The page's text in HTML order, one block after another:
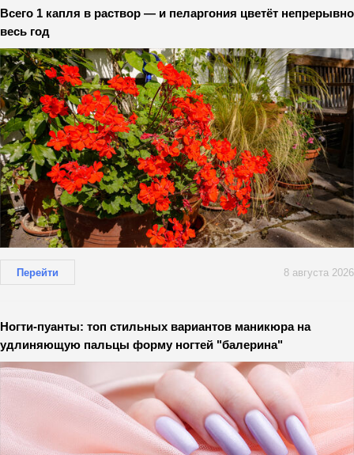
Всего 1 капля в раствор — и пеларгония цветёт непрерывно
весь год
Перейти 8 августа 2026
Ногти-пуанты: топ стильных вариантов маникюра на
удлиняющую пальцы форму ногтей "балерина"